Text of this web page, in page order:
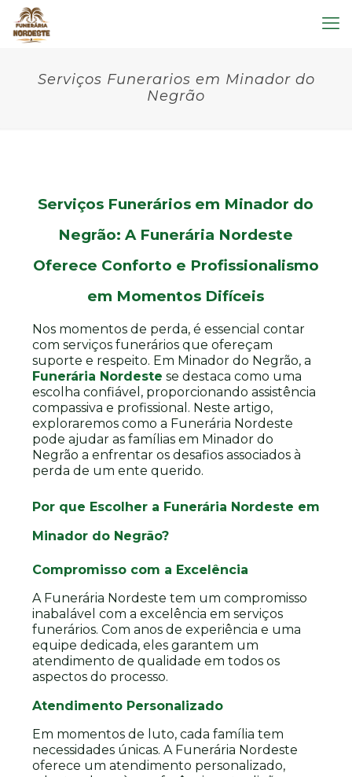
Serviços Funerarios em Minador do
Negrão
Serviços Funerários em Minador do
Negrão: A Funerária Nordeste
Oferece Conforto e Profissionalismo
em Momentos Difíceis
Nos momentos de perda, é essencial contar
com serviços funerários que ofereçam
suporte e respeito. Em Minador do Negrão, a
Funerária Nordeste se destaca como uma
escolha confiável, proporcionando assistência
compassiva e profissional. Neste artigo,
exploraremos como a Funerária Nordeste
pode ajudar as famílias em Minador do
Negrão a enfrentar os desafios associados à
perda de um ente querido.
Por que Escolher a Funerária Nordeste em
Minador do Negrão?
Compromisso com a Excelência
A Funerária Nordeste tem um compromisso
inabalável com a excelência em serviços
funerários. Com anos de experiência e uma
equipe dedicada, eles garantem um
atendimento de qualidade em todos os
aspectos do processo.
Atendimento Personalizado
Em momentos de luto, cada família tem
necessidades únicas. A Funerária Nordeste
oferece um atendimento personalizado,